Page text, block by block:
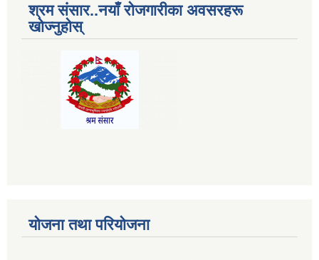
श्रम संसार..नयाँ रोजगारीका अवसरहरू
खोज्नुहोस्
योजना तथा परियोजना